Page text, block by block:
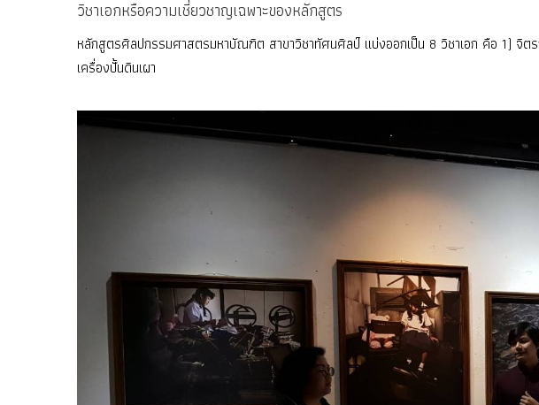
วิชาเอกหรือความเชี่ยวชาญเฉพาะของหลักสูตร
หลักสูตรศิลปกรรมศาสตรมหาบัณฑิต สาขาวิชาทัศนศิลป์ แบ่งออกเป็น 8 วิชาเอก คือ 1)
เครื่องปั้นดินเผา